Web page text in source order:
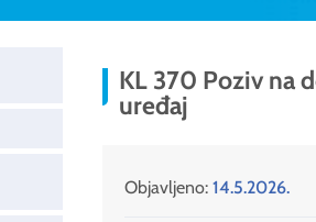
KL 370 Poziv na
uređaj
Objavljeno: 14.5.2026.